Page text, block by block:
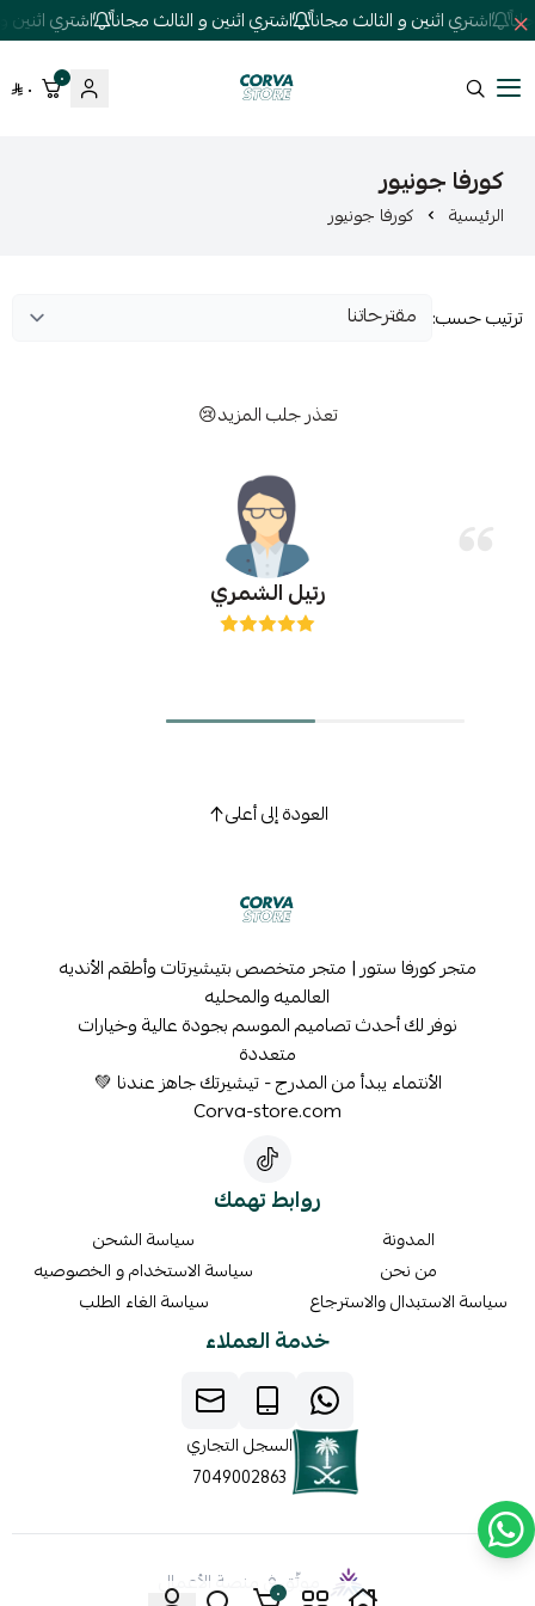
اشتري اثنين و الثالث مجاناً اشتري اثنين و الثالث مجاناً اشتري اثنين
كورفا ستور
٠ ٠
٠
كورفا جونيور
الرئيسية كورفا جونيور
ترتيب حسب:
تعذر جلب المزيد😢
رتيل الشمري
العودة إلى أعلى
متجر كورفا ستور | متجر متخصص بتيشيرتات وأطقم الأنديه
العالميه والمحليه
نوفر لك أحدث تصاميم الموسم بجودة عالية وخيارات
متعددة
الأنتماء يبدأ من المدرج - تيشيرتك جاهز عندنا 💚
Corva-store.com
روابط تهمك
المدونة
من نحن
سياسة الاستبدال والاسترجاع
سياسة الشحن
سياسة الاستخدام و الخصوصيه
سياسة الغاء الطلب
خدمة العملاء
السجل التجاري
7049002863
موثّق في منصة الأعمال